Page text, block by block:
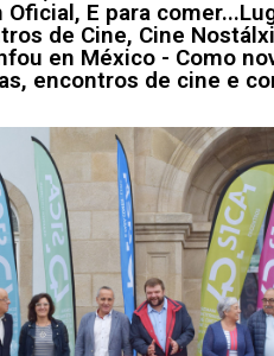
Oficial, E para
de Cine, Cine
en México - Como
encontros de cine e